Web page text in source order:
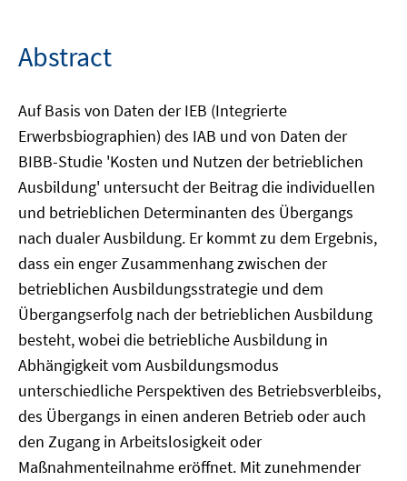
Abstract
Auf Basis von Daten der IEB (Integrierte
Erwerbsbiographien) des IAB und von Daten der
BIBB-Studie 'Kosten und Nutzen der betrieblichen
Ausbildung' untersucht der Beitrag die individuellen
und betrieblichen Determinanten des Übergangs
nach dualer Ausbildung. Er kommt zu dem Ergebnis,
dass ein enger Zusammenhang zwischen der
betrieblichen Ausbildungsstrategie und dem
Übergangserfolg nach der betrieblichen Ausbildung
besteht, wobei die betriebliche Ausbildung in
Abhängigkeit vom Ausbildungsmodus
unterschiedliche Perspektiven des Betriebsverbleibs,
des Übergangs in einen anderen Betrieb oder auch
den Zugang in Arbeitslosigkeit oder
Maßnahmenteilnahme eröffnet. Mit zunehmender